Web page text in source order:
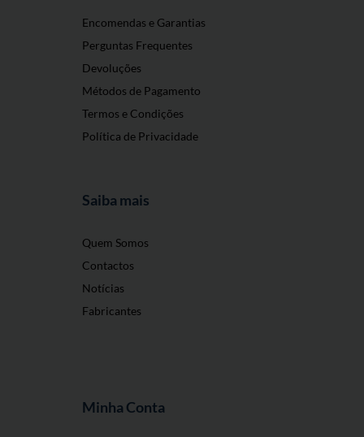
Encomendas e Garantias
Perguntas Frequentes
Devoluções
Métodos de Pagamento
Termos e Condições
Política de Privacidade
Saiba mais
Quem Somos
Contactos
Notícias
Fabricantes
Minha Conta